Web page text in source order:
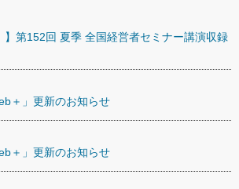
】第152回 夏季 全国経営者セミナー講演収録
＋」更新のお知らせ
＋」更新のお知らせ